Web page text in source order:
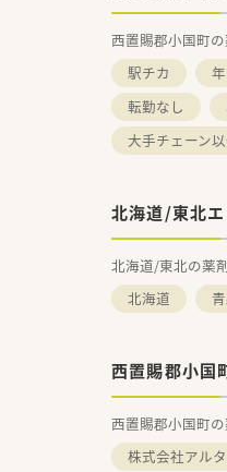
西置賜郡小国町
駅チカ
転勤なし
大手チェーン
北海道/東北
北海道/東北の薬
北海道
西置賜郡小国
西置賜郡小国町
株式会社アル